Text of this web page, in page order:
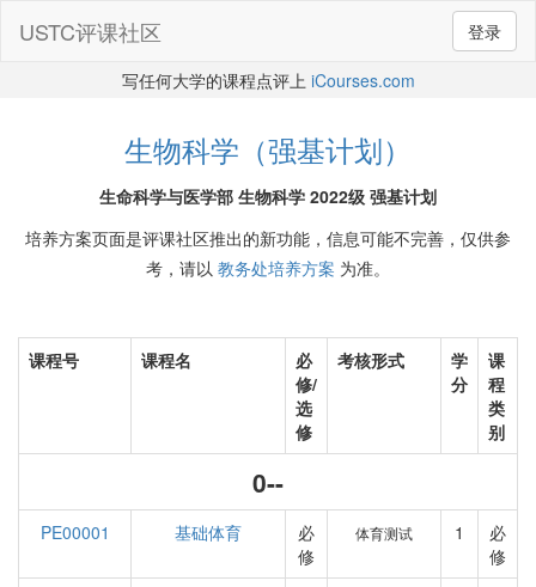
登录
USTC评课社区
写任何大学的课程点评上 iCourses.com
生物科学（强基计划）
生命科学与医学部 生物科学 2022级 强基计划
培养方案页面是评课社区推出的新功能，信息可能不完善，仅供参
考，请以 教务处培养方案 为准。
课程号 课程名
必
修/
选
修
考核形式
学
分
课
程
类
别
0--
PE00001 基础体育
必
修
体育测试 1
必
修